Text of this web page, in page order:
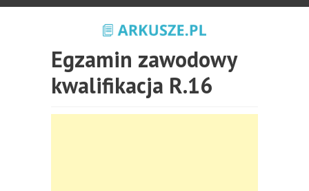
Egzamin zawodowy
kwalifikacja R.16